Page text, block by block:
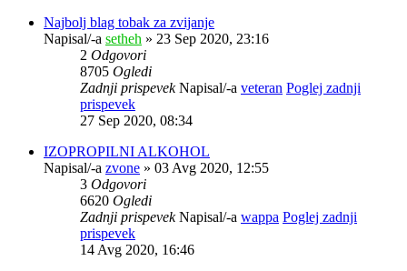
Najbolj blag tobak za zvijanje
Napisal/-a setheh » 23 Sep 2020, 23:16
2 Odgovori
8705 Ogledi
Zadnji prispevekNapisal/-a veteran Poglej zadnji
prispevek
27 Sep 2020, 08:34
IZOPROPILNI ALKOHOL
Napisal/-a zvone » 03 Avg 2020, 12:55
3 Odgovori
6620 Ogledi
Zadnji prispevekNapisal/-a wappa Poglej zadnji
prispevek
14 Avg 2020, 16:46